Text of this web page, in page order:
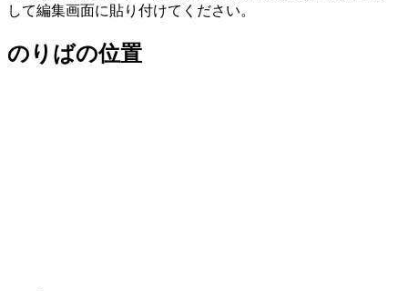
して編集画面に貼り付けてください。
のりばの位置